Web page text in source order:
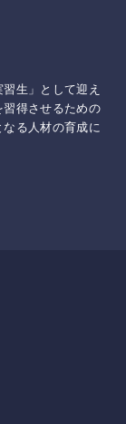
生」として迎え
習得させるための
る人材の育成に